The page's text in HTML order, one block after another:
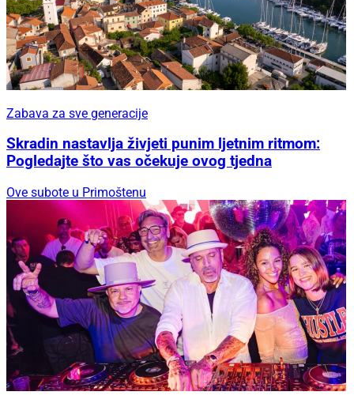
Zabava za sve generacije
Skradin nastavlja živjeti punim ljetnim ritmom:
Pogledajte što vas očekuje ovog tjedna
Ove subote u Primoštenu